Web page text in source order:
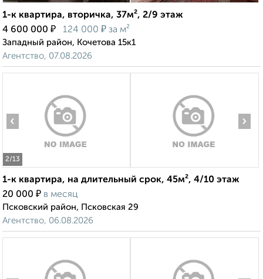
1-к квартира, вторичка, 37м², 2/9 этаж
4 600 000 ₽ 124 000 ₽ за м²
Западный район, Кочетова 15к1
Агентство, 07.08.2026
2/13
‹ ›
1-к квартира, на длительный срок, 45м², 4/10 этаж
20 000 ₽ в месяц
Псковский район, Псковская 29
Агентство, 06.08.2026